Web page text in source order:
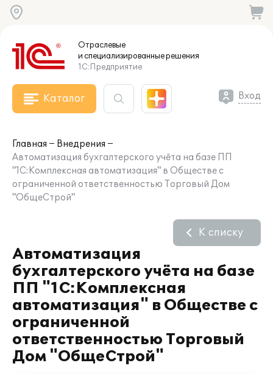
Отраслевые
и специализированныерешения
1С:Предприятие
Каталог Вход
Главная
Внедрения
Автоматизация бухгалтерского учёта на базе ПП
"1С:Комплексная автоматизация" в Обществе с
ограниченной ответственностью Торговый Дом
"ОбщеСтрой"
Автоматизация
бухгалтерского учёта на базе
ПП "1С:Комплексная
автоматизация" в Обществе с
ограниченной
ответственностью Торговый
Дом "ОбщеСтрой"
К списку